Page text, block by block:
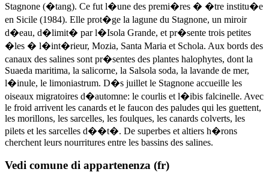
Stagnone (�tang). Ce fut l�une des premi�res � �tre institu�e
en Sicile (1984). Elle prot�ge la lagune du Stagnone, un miroir
d�eau, d�limit� par l�Isola Grande, et pr�sente trois petites
�les � l�int�rieur, Mozia, Santa Maria et Schola. Aux bords des
canaux des salines sont pr�sentes des plantes halophytes, dont la
Suaeda maritima, la salicorne, la Salsola soda, la lavande de mer,
l�inule, le limoniastrum. D�s juillet le Stagnone accueille les
oiseaux migratoires d�automne: le courlis et l�ibis falcinelle. Avec
le froid arrivent les canards et le faucon des paludes qui les guettent,
les morillons, les sarcelles, les foulques, les canards colverts, les
pilets et les sarcelles d��t�. De superbes et altiers h�rons
cherchent leurs nourritures entre les bassins des salines.
Vedi comune di appartenenza (fr)